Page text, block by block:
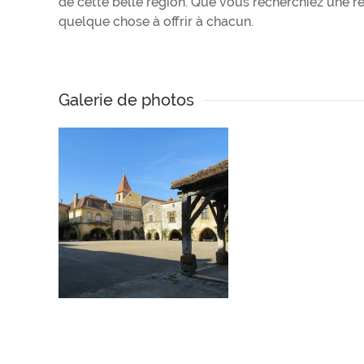
quelque chose à offrir à chacun.
Galerie de photos